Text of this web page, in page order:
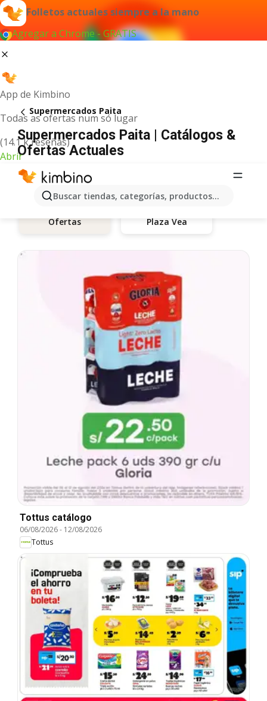
Folletos actuales siempre a la mano
Agregar a Chrome - GRATIS
App de Kimbino
Todas as ofertas num só lugar
(14.1 k reseñas)
Abrir
Buscar tiendas, categorías, productos...
Supermercados Paita
Supermercados Paita | Catálogos &
Ofertas Actuales
Ofertas Plaza Vea
Tottus catálogo
06/08/2026- 12/08/2026
Tottus